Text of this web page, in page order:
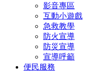
影音專區
互動小遊戲
急救教學
防火宣導
防災宣導
宣導呼籲
便民服務